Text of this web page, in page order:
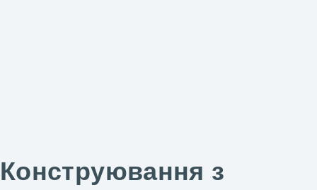
Конструювання з